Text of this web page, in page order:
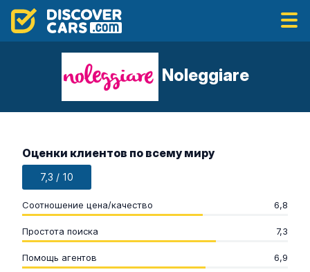
Noleggiare
Оценки клиентов по всему миру
7,3 / 10
Соотношение цена/качество 6,8
Простота поиска 7,3
Помощь агентов 6,9